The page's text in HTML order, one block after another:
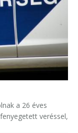
a 26 éves
veréssel,